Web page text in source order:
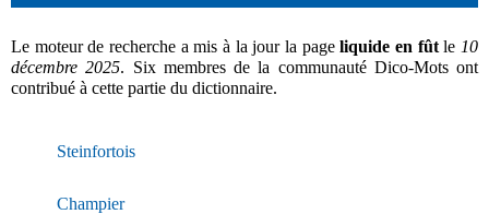
Le moteur de recherche a mis à la jour la pageliquide en fûtle 10
décembre 2025. Six membres de la communauté Dico-Mots ont
contribué à cette partie du dictionnaire.
Steinfortois
Champier